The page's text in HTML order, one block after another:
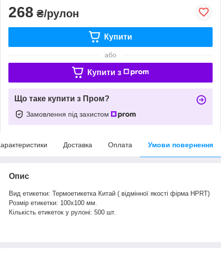
268 ₴/рулон
Купити
або
Купити з
Що таке купити з Пром?
Замовлення під захистом
Доставка Оплата Умови повернення
Опис
Вид етикетки: Термоетикетка Китай ( відмінної якості фірма HPRT)
Розмір етикетки: 100х100 мм.
Кількість етикеток у рулоні: 500 шт.